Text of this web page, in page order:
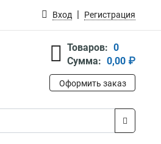
Вход Регистрация
Товаров: 0
Сумма: 0,00 ₽
Оформить заказ